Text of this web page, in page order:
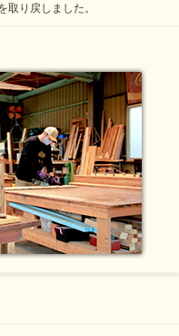
り戻しました。